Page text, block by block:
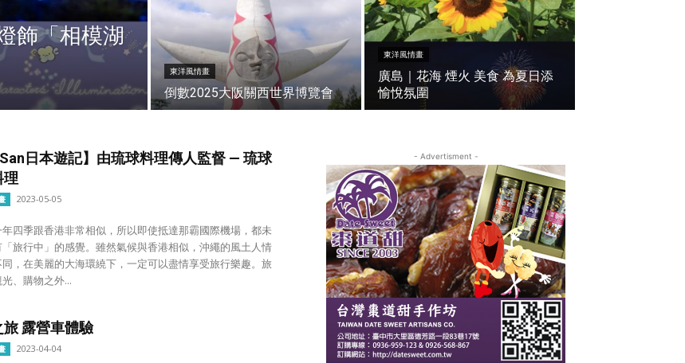
飾「相模湖
東洋風情畫
倒數2025大阪關西世界博覽會
東洋風情畫
廣島｜花海 煙火 美食 為夏日添
愉悅氛圍
San日本遊記】由琉球料理傳人監督 — 琉球
理
2023-05-05
四季跟香港非常相似，所以即使抵達那霸國際機場，都未
旅行中」的感覺。雖然氣候與香港相似，沖繩的風土人情
，在美麗的大海環繞下，一定可以盡情享受旅行樂趣。旅
、購物之外...
旅 露營車體驗
2023-04-04
- Advertisment -